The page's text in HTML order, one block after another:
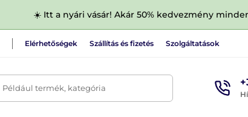
☀️ Itt a nyári vásár! Akár 50% kedvezmény
Elérhetőségek Szállítás és fizetés Szolgáltatások
Például termék, kategória